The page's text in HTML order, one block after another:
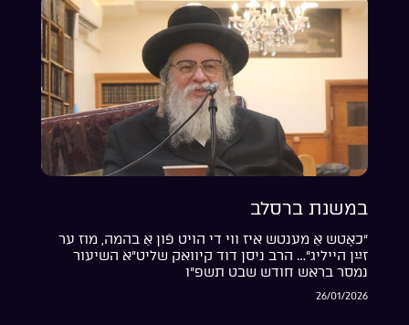
במשנת ברסלב
“כאָטש אַ מענטש איז ווי די הויט פֿון אַ בהמה, מוז ער
זײַן הייליג”… הרב ניסן דוד קיוואק שליט”א השיעור
נמסר בראש חודש שבט תשפ”ו
26/01/2026